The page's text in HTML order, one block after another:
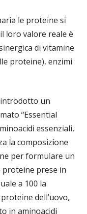
le proteine si
loro valore reale è
di vitamine
proteine), enzimi
un
“Essential
essenziali,
la composizione
per formulare un
proteine prese in
a 100 la
dell’uovo,
in aminoacidi